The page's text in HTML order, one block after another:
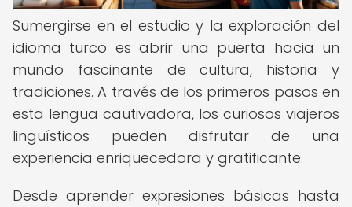
Sumergirse en el estudio y la exploración del
idioma turco es abrir una puerta hacia un
mundo fascinante de cultura, historia y
tradiciones. A través de los primeros pasos en
esta lengua cautivadora, los curiosos viajeros
lingüísticos pueden disfrutar de una
experiencia enriquecedora y gratificante.
Desde aprender expresiones básicas hasta